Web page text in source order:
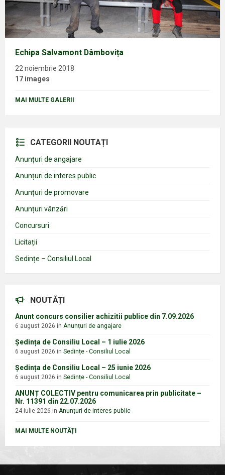
Echipa Salvamont Dâmbovița
22 noiembrie 2018
17 images
MAI MULTE GALERII
CATEGORII NOUTAȚI
Anunțuri de angajare
Anunțuri de interes public
Anunțuri de promovare
Anunțuri vânzări
Concursuri
Licitații
Sedințe – Consiliul Local
NOUTĂȚI
Anunt concurs consilier achizitii publice din 7.09.2026
6 august 2026 in Anunțuri de angajare
Ședința de Consiliu Local – 1 iulie 2026
6 august 2026 in Sedințe - Consiliul Local
Ședința de Consiliu Local – 25 iunie 2026
6 august 2026 in Sedințe - Consiliul Local
ANUNȚ COLECTIV pentru comunicarea prin publicitate –
Nr. 11391 din 22.07.2026
24 iulie 2026 in Anunțuri de interes public
MAI MULTE NOUTĂȚI